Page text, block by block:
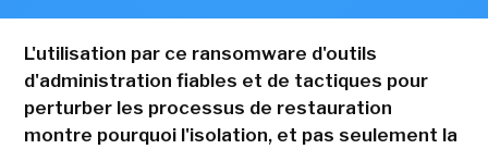
L'utilisation par ce ransomware d'outils
d'administration fiables et de tactiques pour
perturber les processus de restauration
montre pourquoi l'isolation, et pas seulement la